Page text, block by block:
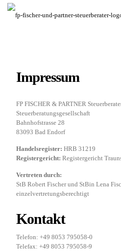
Impressum
FP FISCHER & PARTNER
Steuerberatungsgesellschaft
Bahnhofstrasse 28
83093 Bad Endorf
Handelsregister: HRB 31219
Registergericht: Registergericht
Vertreten durch:
StB Robert Fischer und StBin Lena
einzelvertretungsberechtigt
Kontakt
Telefon: +49 8053 795058-0
Telefax: +49 8053 795058-9